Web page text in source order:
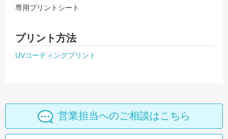
専用プリントシート
プリント方法
UVコーティングプリント
営業担当へのご相談はこちら